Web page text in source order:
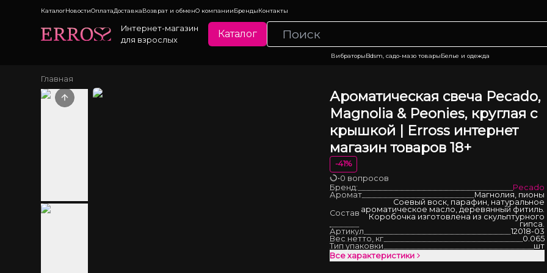
КаталогНовостиОплатаДоставкаВозврат и обменО компанииБрендыКонтакты
Интернет-магазин
для взрослых
Каталог
ВибраторыBdsm, садо-мазо товарыБелье и одежда
Главная
Previous slide
Ароматическая свеча Рecado,
Magnolia & Peonies, круглая с
крышкой | Erross интернет
магазин товаров 18+
-41%
Загрузка
•0 вопросов
Бренд:
Pecado
Аромат
Магнолия, пионы
Состав
Соевый воск, парафин, натуральное
ароматическое масло, деревянный фитиль.
Коробочка изготовлена из скульптурного
гипса.
Артикул
12018-03
Вес нетто, кг
0.065
Тип упаковки
шт
Все характеристики